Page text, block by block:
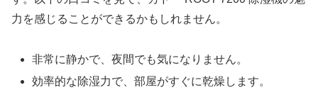
力を感じることができるかもしれません。
非常に静かで、夜間でも気になりません。
効率的な除湿力で、部屋がすぐに乾燥します。